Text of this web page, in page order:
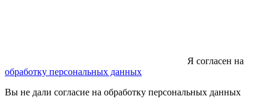
Я согласен на
обработку персональных данных
Вы не дали согласие на обработку персональных данных